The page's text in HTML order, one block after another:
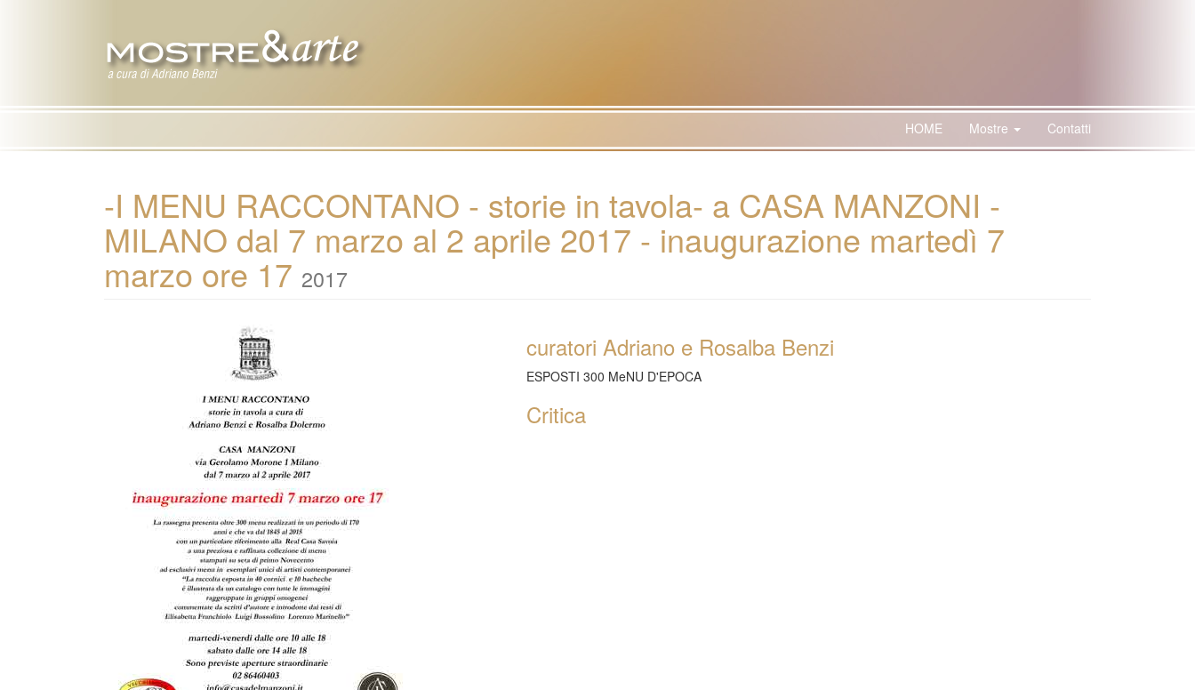
HOME Mostre Contatti
-I MENU RACCONTANO - storie in tavola- a CASA MANZONI -
MILANO dal 7 marzo al 2 aprile 2017 - inaugurazione martedì 7
marzo ore 17 2017
curatori Adriano e Rosalba Benzi
ESPOSTI 300 MeNU D'EPOCA
Critica